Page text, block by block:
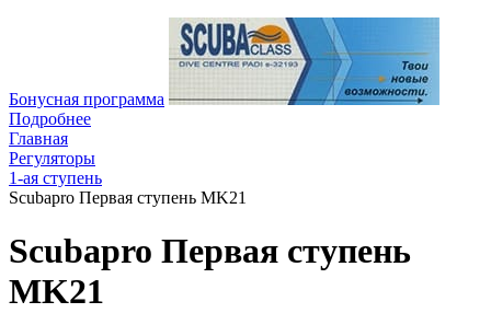
Бонусная программа
Подробнее
Главная
Регуляторы
1-ая ступень
Scubapro Первая ступень MK21
Scubapro Первая ступень
MK21